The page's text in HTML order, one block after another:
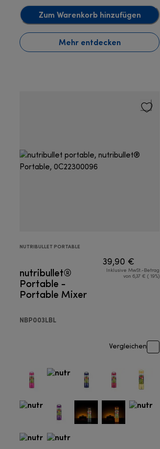
Zum Warenkorb hinzufügen
Mehr entdecken
NUTRIBULLET PORTABLE
nutribullet®
Portable -
Portable Mixer
NBP003LBL
39,90 €
Inklusive MwSt.-Betrag
von 6,37 € ( 19%)
Vergleichen